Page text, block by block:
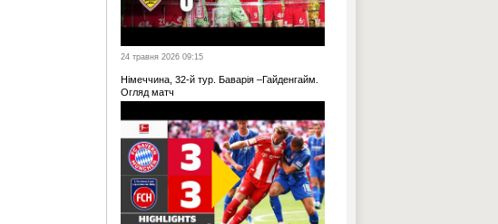
24 травня 2026 09:15
Німеччина, 32-й тур. Баварія –Гайденгайм.
Огляд матч